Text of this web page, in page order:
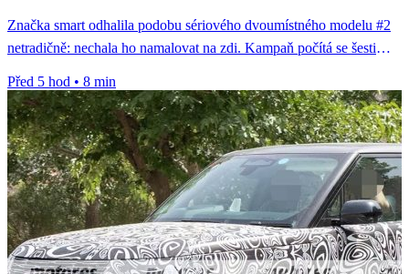
Značka smart odhalila podobu sériového dvoumístného modelu #2
netradičně: nechala ho namalovat na zdi. Kampaň počítá se šesti
Před 5 hod • 8 min